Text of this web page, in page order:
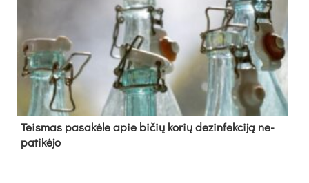
Teis­mas pa­sa­kė­le apie bi­čių ko­rių de­zin­fek­ci­ją ne­
pa­ti­kė­jo